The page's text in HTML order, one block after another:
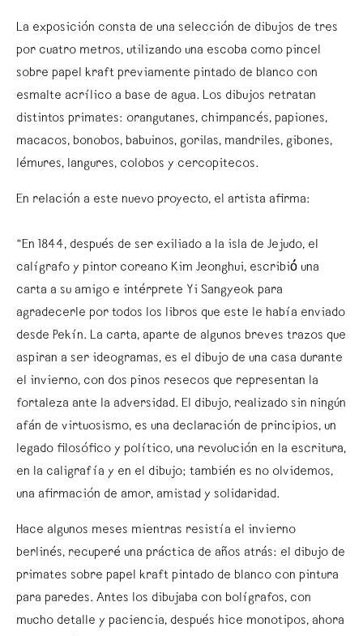
La exposición consta de una selección de dibujos de tres
por cuatro metros, utilizando una escoba como pincel
sobre papel kraft previamente pintado de blanco con
esmalte acrílico a base de agua. Los dibujos retratan
distintos primates: orangutanes, chimpancés, papiones,
macacos, bonobos, babuinos, gorilas, mandriles, gibones,
lémures, langures, colobos y cercopitecos.
En relación a este nuevo proyecto, el artista afirma:
“En 1844, después de ser exiliado a la isla de Jejudo, el
calígrafo y pintor coreano Kim Jeonghui, escribió́ una
carta a su amigo e intérprete Yi Sangyeok para
agradecerle por todos los libros que este le había enviado
desde Pekín. La carta, aparte de algunos breves trazos que
aspiran a ser ideogramas, es el dibujo de una casa durante
el invierno, con dos pinos resecos que representan la
fortaleza ante la adversidad. El dibujo, realizado sin ningún
afán de virtuosismo, es una declaración de principios, un
legado filosófico y político, una revolución en la escritura,
en la caligrafía y en el dibujo; también es no olvidemos,
una afirmación de amor, amistad y solidaridad.
Hace algunos meses mientras resistía el invierno
berlinés, recuperé una práctica de años atrás: el dibujo de
primates sobre papel kraft pintado de blanco con pintura
para paredes. Antes los dibujaba con bolígrafos, con
mucho detalle y paciencia, después hice monotipos, ahora